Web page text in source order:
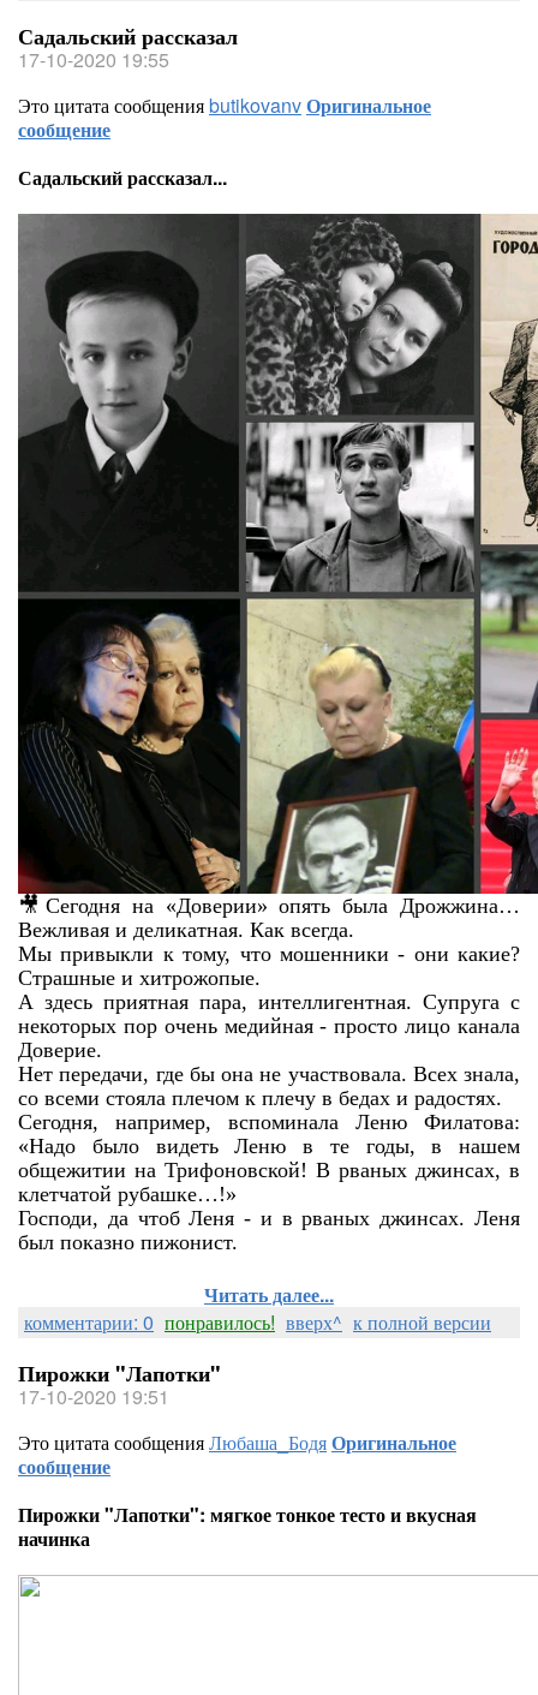
Садальский рассказал
17-10-2020 19:55
Это цитата сообщенияbutikovanvОригинальное
сообщение
Садальский рассказал...
🎥Сегодня на «Доверии» опять была Дрожжина…
Вежливая и деликатная. Как всегда.
Мы привыкли к тому, что мошенники - они какие?
Страшные и хитрожопые.
А здесь приятная пара, интеллигентная. Супруга с
некоторых пор очень медийная - просто лицо канала
Доверие.
Нет передачи, где бы она не участвовала. Всех знала,
со всеми стояла плечом к плечу в бедах и радостях.
Сегодня, например, вспоминала Леню Филатова:
«Надо было видеть Леню в те годы, в нашем
общежитии на Трифоновской! В рваных джинсах, в
клетчатой рубашке…!»
Господи, да чтоб Леня - и в рваных джинсах. Леня
был показно пижонист.
Читать далее...
комментарии: 0 понравилось! вверх^ к полной версии
Пирожки "Лапотки"
17-10-2020 19:51
Это цитата сообщенияЛюбаша_БодяОригинальное
сообщение
Пирожки "Лапотки": мягкое тонкое тесто и вкусная
начинка